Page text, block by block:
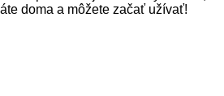
doma a môžete začať užívať!